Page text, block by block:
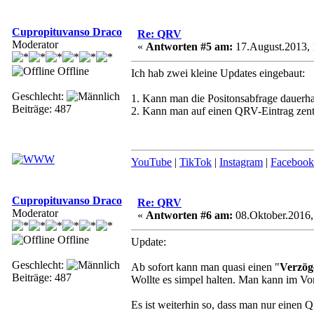
Cupropituvanso Draco
Moderator
Offline
Geschlecht:
Beiträge: 487
Re: QRV
« Antworten #5 am: 17.August.2013,
Ich hab zwei kleine Updates eingebaut:
1. Kann man die Positonsabfrage
2. Kann man auf einen QRV-Eintrag
YouTube | TikTok | Instagram | Facebook
Cupropituvanso Draco
Moderator
Offline
Geschlecht:
Beiträge: 487
Re: QRV
« Antworten #6 am:
Update:
Ab sofort kann man quasi einen "
Wollte es simpel halten. Man kann im
Es ist weiterhin so, dass man nur einen